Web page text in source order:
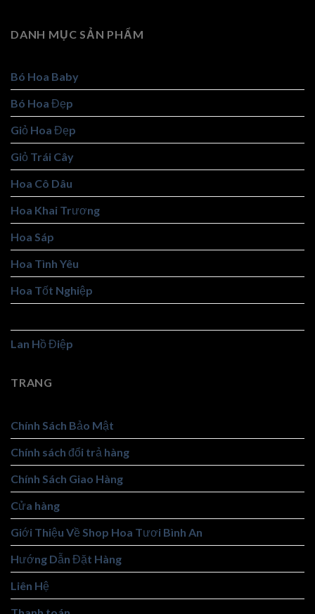
DANH MỤC SẢN PHẨM
Bó Hoa Baby
Bó Hoa Đẹp
Giỏ Hoa Đẹp
Giỏ Trái Cây
Hoa Cô Dâu
Hoa Khai Trương
Hoa Sáp
Hoa Tình Yêu
Hoa Tốt Nghiệp
Lan Hồ Điệp
TRANG
Chính Sách Bảo Mật
Chính sách đổi trả hàng
Chính Sách Giao Hàng
Cửa hàng
Giới Thiệu Về Shop Hoa Tươi Bình An
Hướng Dẫn Đặt Hàng
Liên Hệ